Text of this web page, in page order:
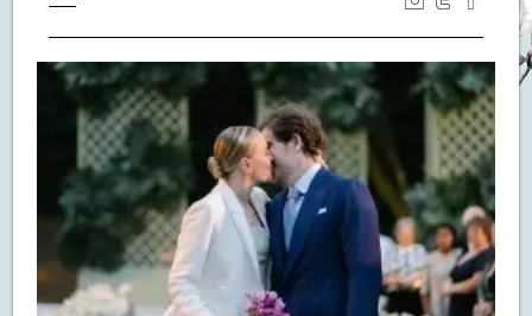
WILL YOU MARRY ME?
LUA DE MEL
COZINHA
DECORAÇÃO
DE NOIVA PRA NOIVA
S.O.S CASADAS
FALE COM O SAY I DO